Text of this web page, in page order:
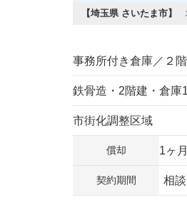
【埼玉県 さいたま市】
事務所付き倉庫／２
鉄骨造・2階建・倉庫
市街化調整区域
償却 1ヶ月
契約期間 相談